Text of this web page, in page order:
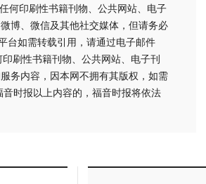
何印刷性书籍刊物、公共网站、电子
博、微信及其他社交媒体，但请务必
台如需转载引用，请通过电子邮件
刷性书籍刊物、公共网站、电子刊
务内容，因本网不拥有其版权，如需
时报以上内容的，福音时报将依法